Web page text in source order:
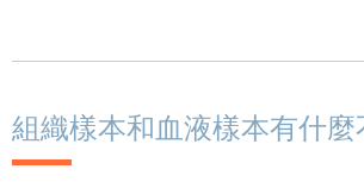
組織樣本和血液樣本有什麼